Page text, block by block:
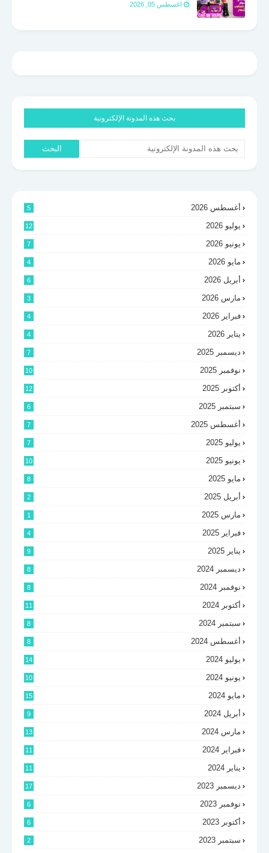
اغسطس 05, 2026
بحث هذه المدونة الإلكترونية
أغسطس 2026 5
يوليو 2026 12
يونيو 2026 7
مايو 2026 4
أبريل 2026 6
مارس 2026 3
فبراير 2026 4
يناير 2026 4
ديسمبر 2025 7
نوفمبر 2025 10
أكتوبر 2025 12
سبتمبر 2025 6
أغسطس 2025 7
يوليو 2025 7
يونيو 2025 10
مايو 2025 8
أبريل 2025 2
مارس 2025 1
فبراير 2025 4
يناير 2025 9
ديسمبر 2024 8
نوفمبر 2024 8
أكتوبر 2024 11
سبتمبر 2024 8
أغسطس 2024 8
يوليو 2024 14
يونيو 2024 10
مايو 2024 15
أبريل 2024 9
مارس 2024 13
فبراير 2024 11
يناير 2024 11
ديسمبر 2023 17
نوفمبر 2023 6
أكتوبر 2023 6
سبتمبر 2023 2